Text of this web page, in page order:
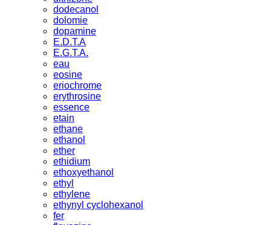
dodecanol
dolomie
dopamine
E.D.T.A
E.G.T.A.
eau
eosine
eriochrome
erythrosine
essence
etain
ethane
ethanol
ether
ethidium
ethoxyethanol
ethyl
ethylene
ethynyl cyclohexanol
fer